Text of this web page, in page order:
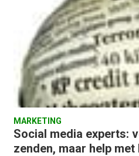
MARKETING
Social media experts:
zenden, maar help